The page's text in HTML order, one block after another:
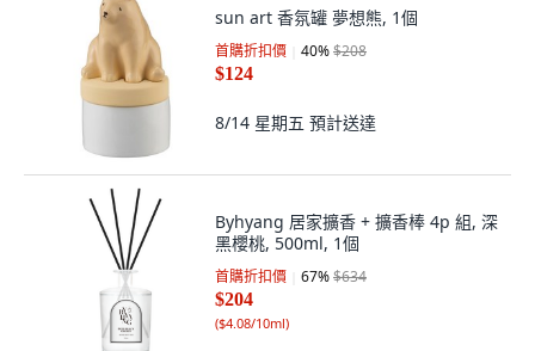
sun art 香氛罐 夢想熊, 1個
首購折扣價 40%$208
$124
8/14 星期五 預計送達
Byhyang 居家擴香 + 擴香棒 4p 組, 深
黑櫻桃, 500ml, 1個
首購折扣價 67%$634
$204
($4.08/10ml)